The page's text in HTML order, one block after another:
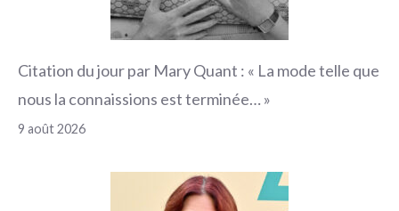
Citation du jour par Mary Quant : « La mode telle que
nous la connaissions est terminée… »
9 août 2026